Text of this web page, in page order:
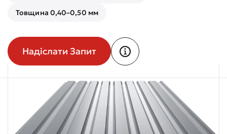
Товщина 0,40–0,50 мм
Надіслати Запит